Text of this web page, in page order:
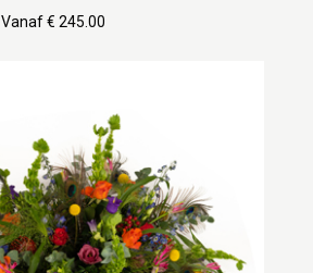
Vanaf € 245.00